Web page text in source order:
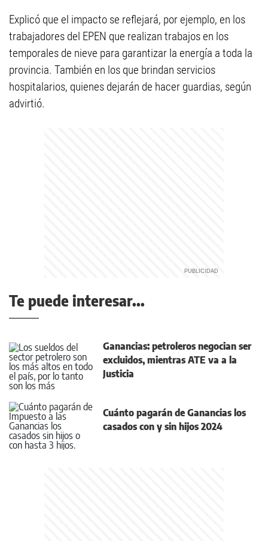
Explicó que el impacto se reflejará, por ejemplo, en los
trabajadores del EPEN que realizan trabajos en los
temporales de nieve para garantizar la energía a toda la
provincia. También en los que brindan servicios
hospitalarios, quienes dejarán de hacer guardias, según
advirtió.
Te puede interesar...
Ganancias: petroleros negocian ser
excluidos, mientras ATE va a la
Justicia
Cuánto pagarán de Ganancias los
casados con y sin hijos 2024